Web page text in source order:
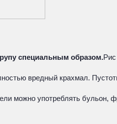
специальным образом.
вредный крахмал.
можно употреблять